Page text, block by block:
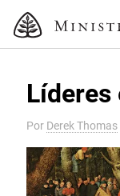
Líderes
Por Derek Thomas